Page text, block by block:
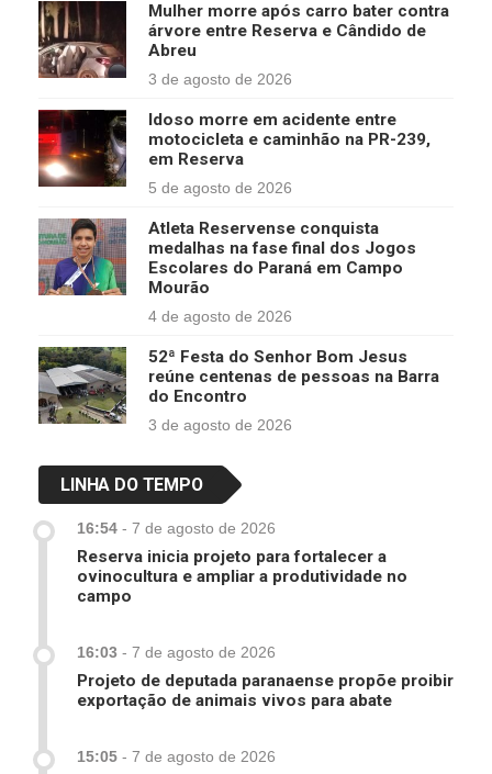
Mulher morre após carro bater contra
árvore entre Reserva e Cândido de
Abreu
3 de agosto de 2026
Idoso morre em acidente entre
motocicleta e caminhão na PR-239,
em Reserva
5 de agosto de 2026
Atleta Reservense conquista
medalhas na fase final dos Jogos
Escolares do Paraná em Campo
Mourão
4 de agosto de 2026
52ª Festa do Senhor Bom Jesus
reúne centenas de pessoas na Barra
do Encontro
3 de agosto de 2026
LINHA DO TEMPO
16:54 - 7 de agosto de 2026
Reserva inicia projeto para fortalecer a
ovinocultura e ampliar a produtividade no
campo
16:03 - 7 de agosto de 2026
Projeto de deputada paranaense propõe proibir
exportação de animais vivos para abate
15:05 - 7 de agosto de 2026